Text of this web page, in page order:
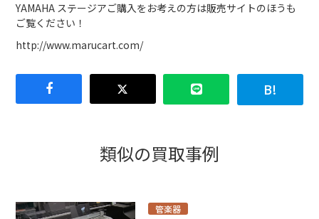
YAMAHA ステージアご購入をお考えの方は販売サイトのほうも
ご覧ください！
http://www.marucart.com/
類似の買取事例
管楽器